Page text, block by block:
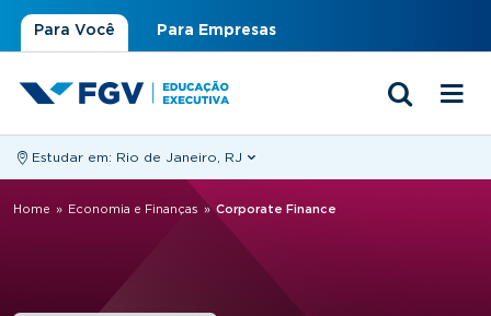
Para Você Para Empresas
Estudar em: Rio de Janeiro, RJ
Você está aqui
Home » Economia e Finanças » Corporate Finance